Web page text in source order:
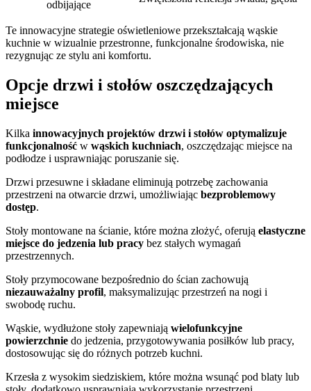
odbijające
Te innowacyjne strategie oświetleniowe przekształcają wąskie
kuchnie w wizualnie przestronne, funkcjonalne środowiska, nie
rezygnując ze stylu ani komfortu.
Opcje drzwi i stołów oszczędzających
miejsce
Kilka innowacyjnych projektów drzwi i stołów optymalizuje
funkcjonalność w wąskich kuchniach, oszczędzając miejsce na
podłodze i usprawniając poruszanie się.
Drzwi przesuwne i składane eliminują potrzebę zachowania
przestrzeni na otwarcie drzwi, umożliwiając bezproblemowy
dostęp.
Stoły montowane na ścianie, które można złożyć, oferują elastyczne
miejsce do jedzenia lub pracy bez stałych wymagań
przestrzennych.
Stoły przymocowane bezpośrednio do ścian zachowują
niezauważalny profil, maksymalizując przestrzeń na nogi i
swobodę ruchu.
Wąskie, wydłużone stoły zapewniają wielofunkcyjne
powierzchnie do jedzenia, przygotowywania posiłków lub pracy,
dostosowując się do różnych potrzeb kuchni.
Krzesła z wysokim siedziskiem, które można wsunąć pod blaty lub